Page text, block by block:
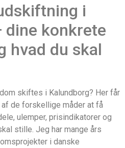
i
dine konkrete
hvad du skal
skiftes i Kalundborg? Her får
de forskellige måder at få
ulemper, prisindikatorer og
stille. Jeg har mange års
i danske